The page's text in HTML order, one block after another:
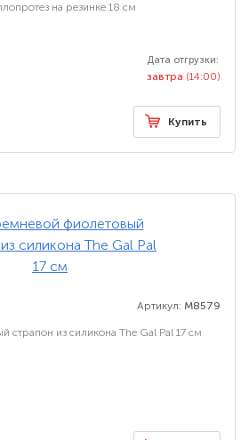
на резинке 18 см
Дата отгрузки:
завтра (14:00)
Купить
Артикул: M8579
страпон из силикона The Gal Pal 17 см